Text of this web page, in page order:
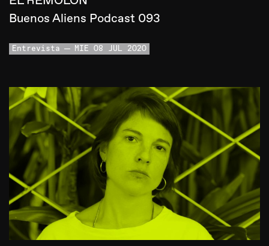
Buenos Aliens Podcast 093
Entrevista MIE 08 JUL 2020